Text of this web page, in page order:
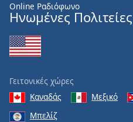
Online Ραδιόφωνο
Ηνωμένες Πολιτείες
Γειτονικές χώρες
Καναδάς
Μεξικό
Μπελίζ